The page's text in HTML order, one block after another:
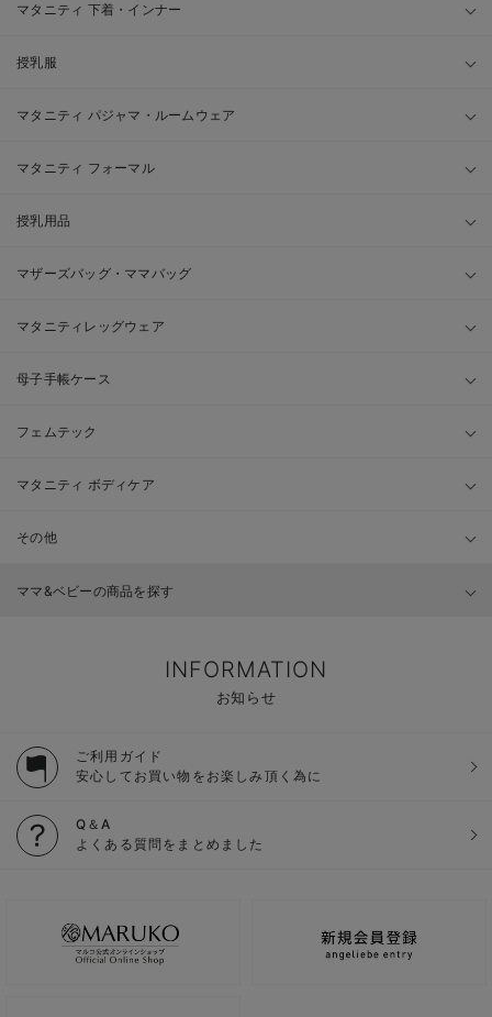
マタニティ 下着・インナー
授乳服
マタニティ パジャマ・ルームウェア
マタニティ フォーマル
授乳用品
マザーズバッグ・ママバッグ
マタニティレッグウェア
母子手帳ケース
フェムテック
マタニティ ボディケア
その他
ママ&ベビーの商品を探す
INFORMATION
お知らせ
ご利用ガイド
安心してお買い物をお楽しみ頂く為に
Q＆A
よくある質問をまとめました